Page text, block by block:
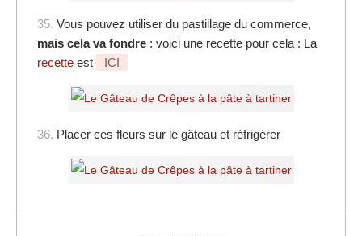
35. Vous pouvez utiliser du pastillage du commerce,
mais cela va fondre : voici une recette pour cela : La
recette est ICI
36. Placer ces fleurs sur le gâteau et réfrigérer